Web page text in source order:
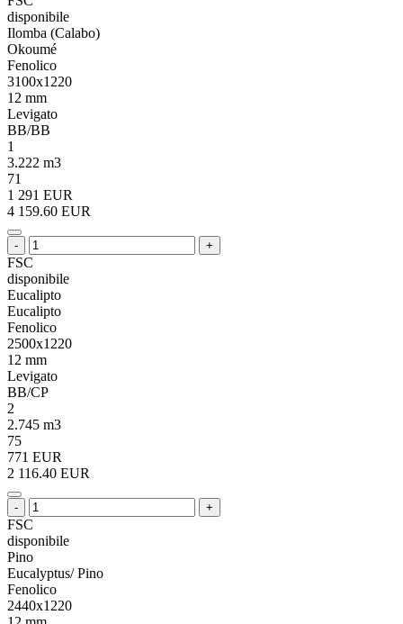
disponibile
Ilomba (Calabo)
Okoumé
Fenolico
3100x1220
12 mm
Levigato
BB/BB
1
3.222 m3
71
1 291 EUR
4 159.60 EUR
- +
FSC
disponibile
Eucalipto
Eucalipto
Fenolico
2500x1220
12 mm
Levigato
BB/CP
2
2.745 m3
75
771 EUR
2 116.40 EUR
- +
FSC
disponibile
Pino
Eucalyptus/ Pino
Fenolico
2440x1220